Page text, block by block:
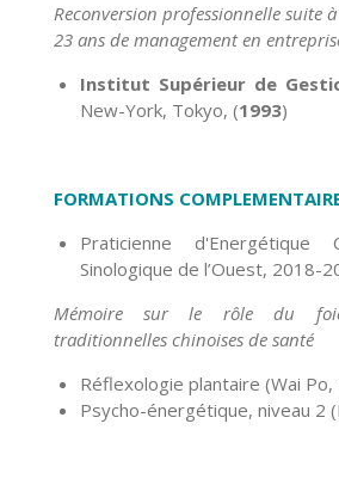
Reconversion professionnelle suite
23 ans de managementen
Institut Supérieur de
New-York, Tokyo, (1993)
FORMATIONS
Praticienne d'Energétique
Sinologique de l’Ouest, 2018-
Mémoire sur le rôle du
traditionnelles chinoises de santé
Réflexologie plantaire (Wai
Psycho-énergétique, niveau 2